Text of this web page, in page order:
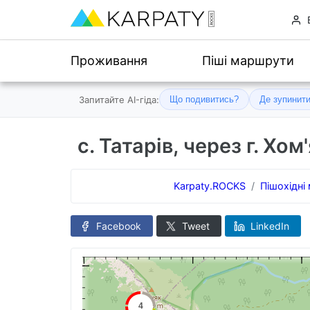
Проживання Піші маршрути
Запитайте AI-гіда: Що подивитись? Де
с. Татарів, через г.
Karpaty.ROCKS
Facebook Tweet LinkedIn